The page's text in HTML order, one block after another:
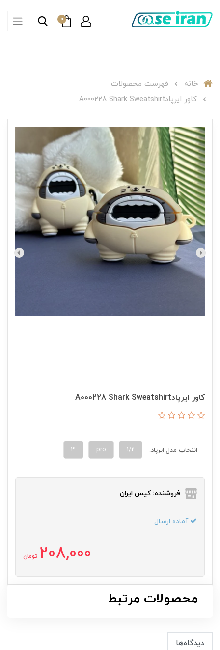
0
خانه
فهرست محصولات
کاور ایرپادA000228 Shark Sweatshirt
کاور ایرپادA000228 Shark Sweatshirt
انتخاب مدل ایرپاد: 1/2
pro
3
فروشنده: کیس ایران
آماده ارسال
208,000 تومان
محصولات مرتبط
دیدگاه‌ها